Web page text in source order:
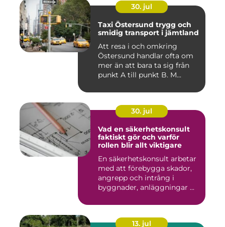
30. jul
Taxi Östersund trygg och
smidig transport i jämtland
Att resa i och omkring
Östersund handlar ofta om
mer än att bara ta sig från
punkt A till punkt B. M...
30. jul
Vad en säkerhetskonsult
faktiskt gör och varför
rollen blir allt viktigare
En säkerhetskonsult arbetar
med att förebygga skador,
angrepp och intrång i
byggnader, anläggningar ...
13. jul